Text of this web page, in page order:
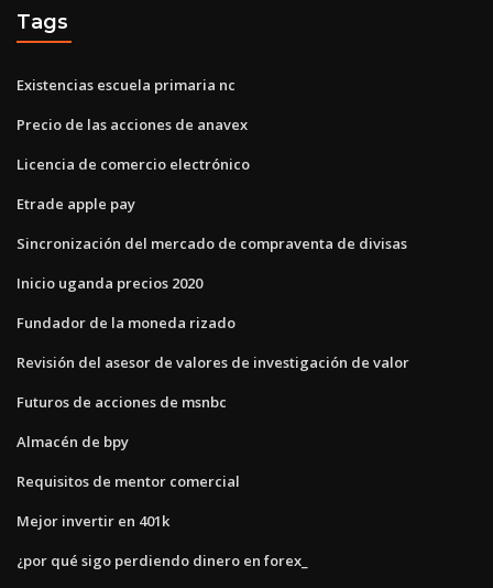
Tags
Existencias escuela primaria nc
Precio de las acciones de anavex
Licencia de comercio electrónico
Etrade apple pay
Sincronización del mercado de compraventa de divisas
Inicio uganda precios 2020
Fundador de la moneda rizado
Revisión del asesor de valores de investigación de valor
Futuros de acciones de msnbc
Almacén de bpy
Requisitos de mentor comercial
Mejor invertir en 401k
¿por qué sigo perdiendo dinero en forex_